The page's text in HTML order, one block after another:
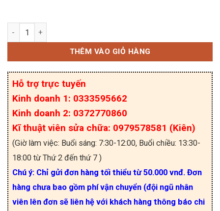
SD20A60FA IC công suất 20A 600V hàng mới số
THÊM VÀO GIỎ HÀNG
Hỗ trợ trực tuyến
Kinh doanh 1: 0333595662
Kinh doanh 2: 0372770860
Kĩ thuật viên sửa chữa: 0979578581 (Kiên)
(Giờ làm việc: Buổi sáng: 7:30-12:00, Buổi chiều: 13:30-
18:00 từ Thứ 2 đến thứ 7 )
Chú ý: Chỉ gửi đơn hàng tối thiểu từ 50.000 vnđ. Đơn
hàng chưa bao gồm phí vận chuyển (đội ngũ nhân
viên lên đơn sẽ liên hệ với khách hàng thông báo chi